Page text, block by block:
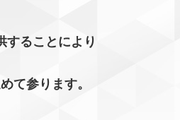
することにより
て参ります。